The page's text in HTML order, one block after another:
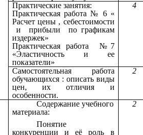
Практические занятия:
Практическая работа № 6 «
Расчет цены , себестоимости
и прибыли по графикам
издержек»
Практическая работа №7
«Эластичность и ее
показатели»
4
Самостоятельная работа
обучающихся : описать виды
цен, их отличия и
особенности.
2
Содержание учебного
материала:
Понятие
конкуренции и её роль в
2